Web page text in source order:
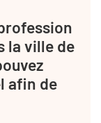
la ville de
afin de